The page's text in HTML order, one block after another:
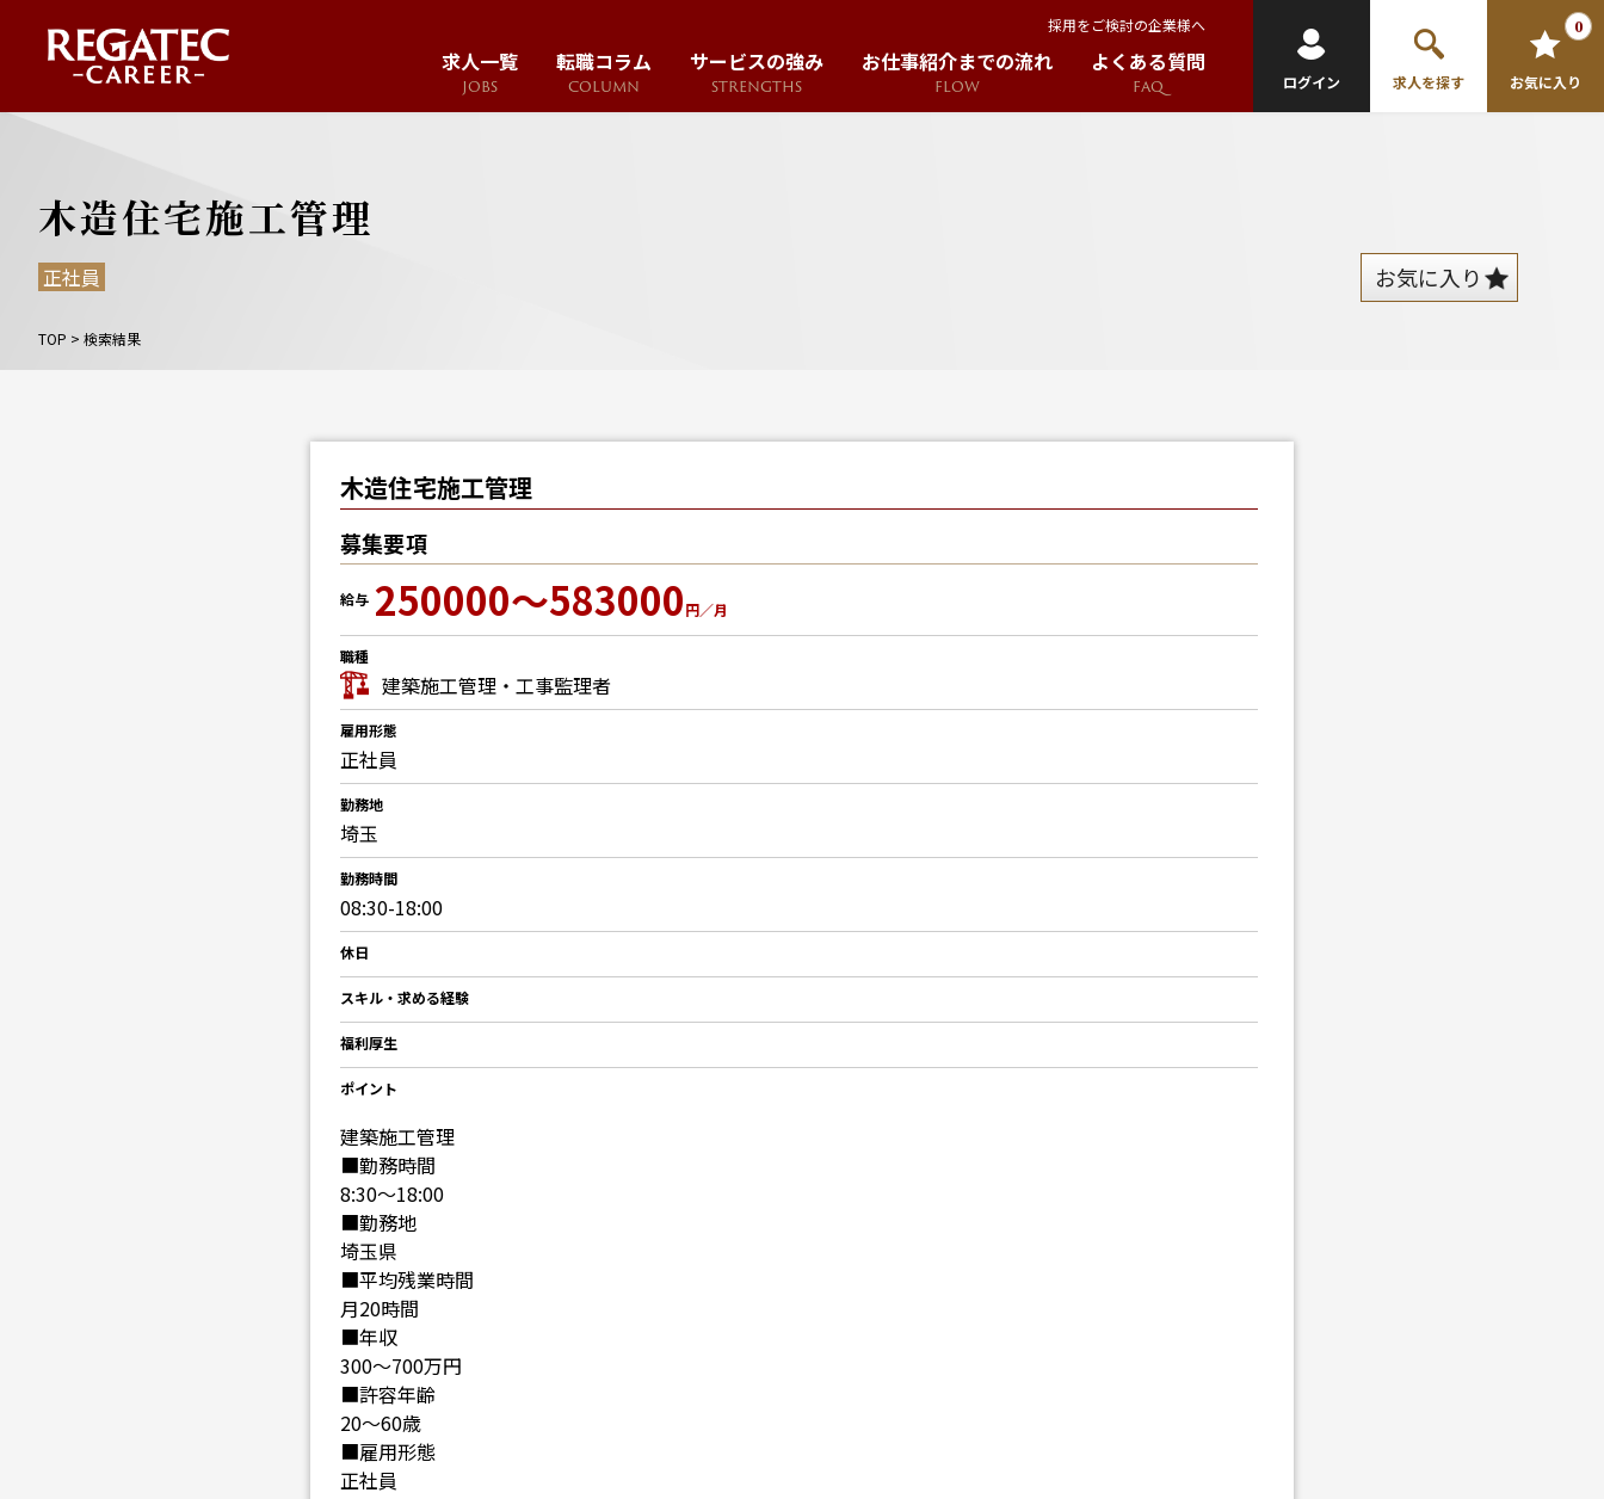
採用をご検討の企業様へ
求人一覧
JOBS
転職コラム
COLUMN
サービスの強み
STRENGTHS
お仕事紹介までの流れ
FLOW
よくある質問
FAQ ログイン 求人を探す お気に入り
0
木造住宅施工管理
正社員 お気に入り
TOP > 検索結果
木造住宅施工管理
募集要項
給与 250000～583000円／月
職種
建築施工管理・工事監理者
雇用形態
正社員
勤務地
埼玉
勤務時間
08:30-18:00
休日
スキル・求める経験
福利厚生
ポイント
建築施工管理
■勤務時間
8:30～18:00
■勤務地
埼玉県
■平均残業時間
月20時間
■年収
300～700万円
■許容年齢
20～60歳
■雇用形態
正社員